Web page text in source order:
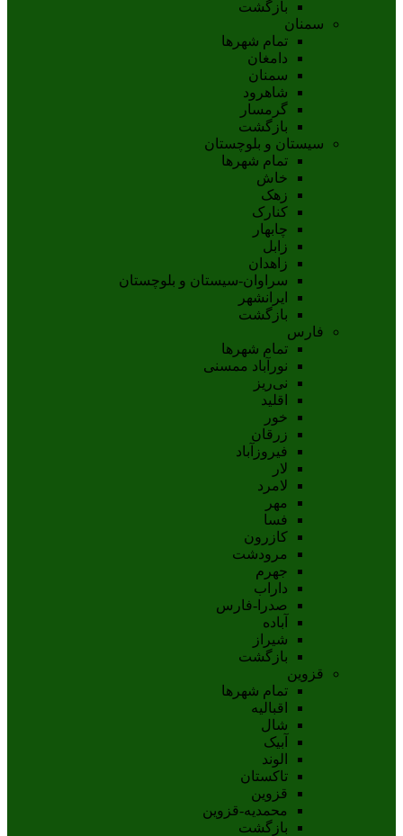
بازگشت
سمنان
تمام شهر‌ها
دامغان
سمنان
شاهرود
گرمسار
بازگشت
سیستان و بلوچستان
تمام شهر‌ها
خاش
زهک
کنارک
چابهار
زابل
زاهدان
سراوان-سيستان و بلوچستان
ايرانشهر
بازگشت
فارس
تمام شهر‌ها
نورآباد ممسنی
نی‌ریز
اقلید
خور
زرقان
فیروزآباد
لار
لامرد
مهر
فسا
کازرون
مرودشت
جهرم
داراب
صدرا-فارس
آباده
شيراز
بازگشت
قزوین
تمام شهر‌ها
اقبالیه
شال
آبيک
الوند
تاکستان
قزوين
محمديه-قزوين
بازگشت